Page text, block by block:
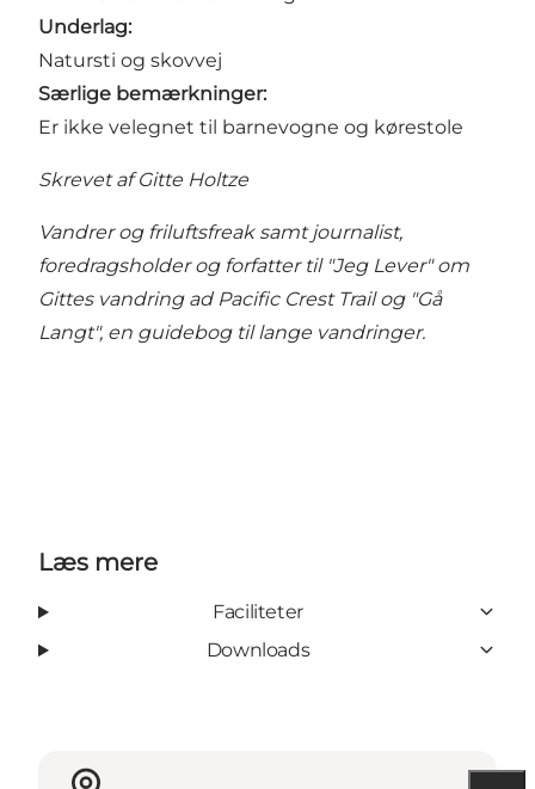
Underlag:
Natursti og skovvej
Særlige bemærkninger:
Er ikke velegnet til barnevogne og kørestole
Skrevet af Gitte Holtze
Vandrer og friluftsfreak samt journalist,
foredragsholder og forfatter til "Jeg Lever" om
Gittes vandring ad Pacific Crest Trail og "Gå
Langt", en guidebog til lange vandringer.
Læs mere
Faciliteter
Downloads